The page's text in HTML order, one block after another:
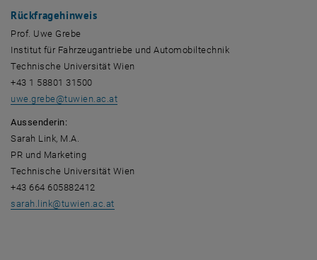
Rückfragehinweis
Prof. Uwe Grebe
Institut für Fahrzeugantriebe und Automobiltechnik
Technische Universität Wien
+43 1 58801 31500
uwe.grebe@tuwien.ac.at
Aussenderin:
Sarah Link, M.A.
PR und Marketing
Technische Universität Wien
+43 664 605882412
sarah.link@tuwien.ac.at